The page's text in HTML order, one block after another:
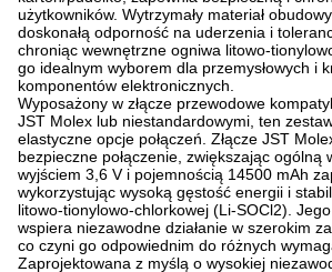
użytkowników. Wytrzymały materiał
doskonałą odporność na uderzenia i
chroniąc wewnętrzne ogniwa litowo-
go idealnym wyborem dla przemysłowych i
komponentów elektronicznych.
Wyposażony w złącze przewodowe
JST Molex lub niestandardowymi, ten
elastyczne opcje połączeń. Złącze JST
bezpieczne połączenie, zwiększając ogólną
wyjściem 3,6 V i pojemnością 14500 mAh
wykorzystując wysoką gęstość energii i
litowo-tionylowo-chlorkowej (Li-SOCl2).
wspiera niezawodne działanie w szerokim
co czyni go odpowiednim do różnych
Zaprojektowana z myślą o wysokiej